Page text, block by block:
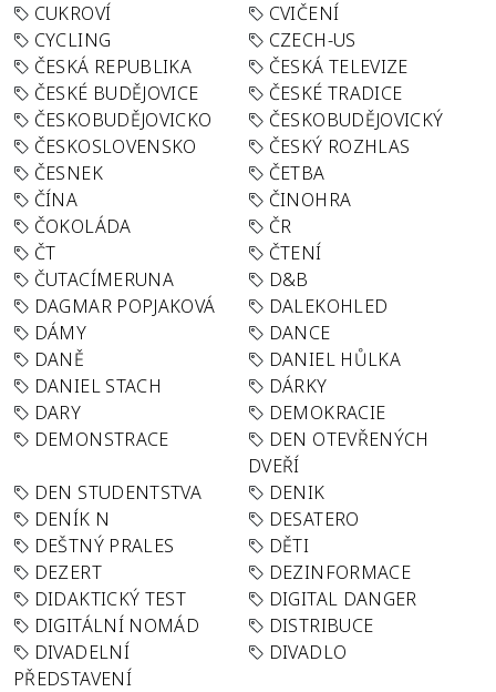
CUKROVÍ
CVIČENÍ
CYCLING
CZECH-US
ČESKÁ REPUBLIKA
ČESKÁ TELEVIZE
ČESKÉ BUDĚJOVICE
ČESKÉ TRADICE
ČESKOBUDĚJOVICKO
ČESKOBUDĚJOVICKÝ
ČESKOSLOVENSKO
ČESKÝ ROZHLAS
ČESNEK
ČETBA
ČÍNA
ČINOHRA
ČOKOLÁDA
ČR
ČT
ČTENÍ
ČUTACÍMERUNA
D&B
DAGMAR POPJAKOVÁ
DALEKOHLED
DÁMY
DANCE
DANĚ
DANIEL HŮLKA
DANIEL STACH
DÁRKY
DARY
DEMOKRACIE
DEMONSTRACE
DEN OTEVŘENÝCH
DVEŘÍ
DEN STUDENTSTVA
DENIK
DENÍK N
DESATERO
DEŠTNÝ PRALES
DĚTI
DEZERT
DEZINFORMACE
DIDAKTICKÝ TEST
DIGITAL DANGER
DIGITÁLNÍ NOMÁD
DISTRIBUCE
DIVADELNÍ
PŘEDSTAVENÍ
DIVADLO